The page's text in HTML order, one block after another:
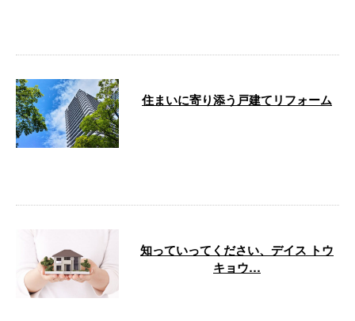
住まいに寄り添う戸建てリフォーム
知っていってください、デイス トウ
キョウ…